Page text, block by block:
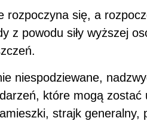
rozpoczyna się, a
z powodu siły wyższej
niespodziewane,
które mogą zostać
strajk generalny,